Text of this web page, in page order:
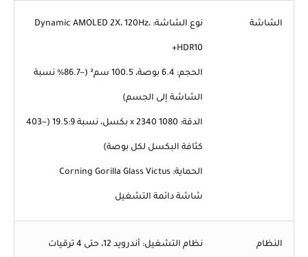
الشاشة نوع الشاشة: Dynamic AMOLED 2X، 120Hz،
HDR10+
الحجم: 6.4 بوصة، 100.5 سم² (~86.7% نسبة
الشاشة إلى الجسم)
الدقة: 1080 x 2340 بكسل، نسبة 19.5:9 (~403
كثافة البكسل لكل بوصة)
الحماية: Corning Gorilla Glass Victus
شاشة دائمة التشغيل
النظام نظام التشغيل: أندرويد 12، حتى 4 ترقيات